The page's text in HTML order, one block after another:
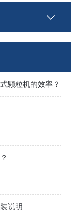
颗粒机的效率？
说明